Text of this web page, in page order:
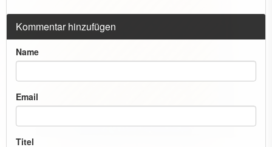
Kommentar hinzufügen
Name
Email
Titel